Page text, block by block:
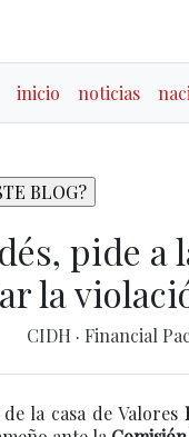
inicio noticias
pide
la
CIDH · Financial
la casa de Valores